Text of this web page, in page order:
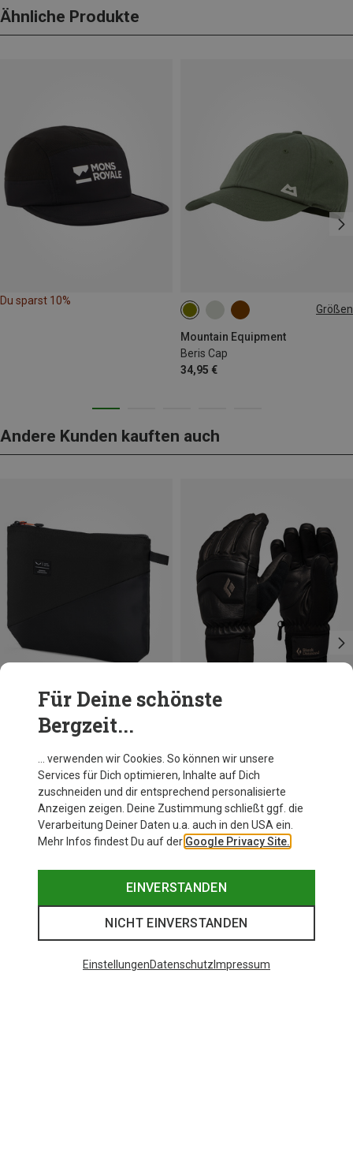
Ähnliche Produkte
Du sparst 10%
Größen
Mountain Equipment
Beris Cap
34,95 €
ONE SIZE
Andere Kunden kauften auch
Fanes Accessory Tasche
ONE SIZE
Für Deine schönste
Bergzeit...
… verwenden wir Cookies. So können wir unsere
Services für Dich optimieren, Inhalte auf Dich
zuschneiden und dir entsprechend personalisierte
Anzeigen zeigen. Deine Zustimmung schließt ggf. die
Verarbeitung Deiner Daten u.a. auch in den USA ein.
Mehr Infos findest Du auf der Google Privacy Site.
EINVERSTANDEN
NICHT EINVERSTANDEN
EinstellungenDatenschutz Impressum